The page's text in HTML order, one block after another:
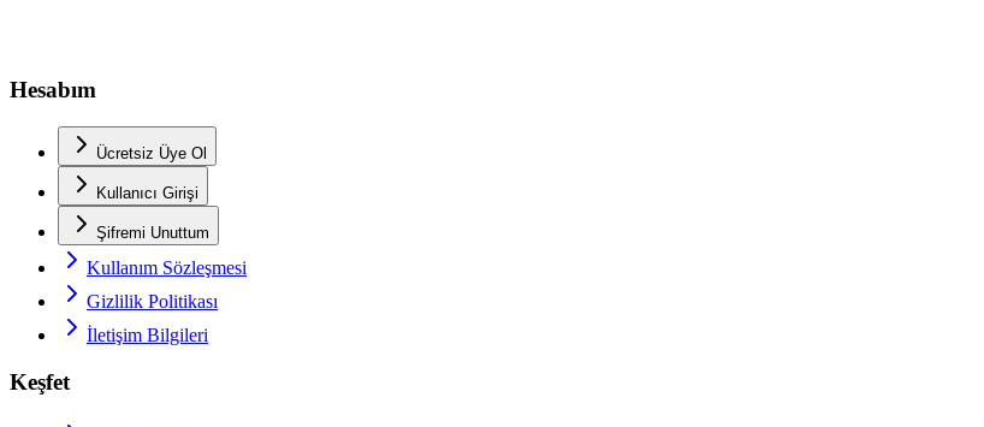
Hesabım
Ücretsiz Üye Ol
Kullanıcı Girişi
Şifremi Unuttum
Kullanım Sözleşmesi
Gizlilik Politikası
İletişim Bilgileri
Keşfet